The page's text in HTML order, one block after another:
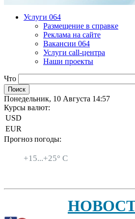
Услуги 064
Размещение в справке
Реклама на сайте
Вакансии 064
Услуги call-центра
Наши проекты
Что
Понедельник, 10 Августа 14:57
Курсы валют:
USD
EUR
Прогноз погоды:
+15...+25° C